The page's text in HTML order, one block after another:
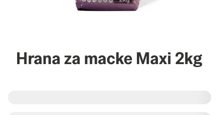
Hrana za macke Maxi 2kg